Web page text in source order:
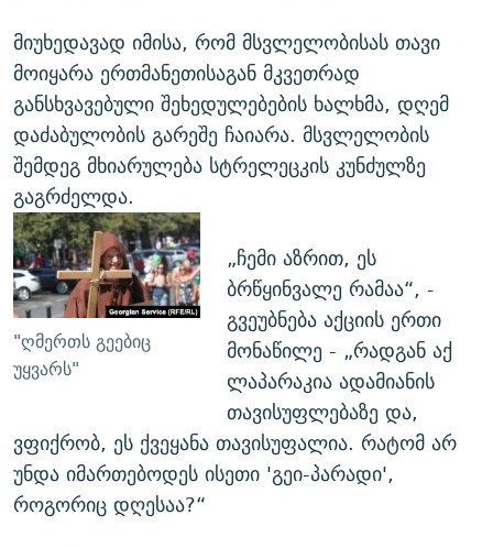
მიუხედავად იმისა, რომ მსვლელობისას თავი
მოიყარა ერთმანეთისაგან მკვეთრად
განსხვავებული შეხედულებების ხალხმა, დღემ
დაძაბულობის გარეშე ჩაიარა. მსვლელობის
შემდეგ მხიარულება სტრელეცკის კუნძულზე
გაგრძელდა.
"ღმერთს გეებიც
უყვარს"
„ჩემი აზრით, ეს
ბრწყინვალე რამაა“, -
გვეუბნება აქციის ერთი
მონაწილე - „რადგან აქ
ლაპარაკია ადამიანის
თავისუფლებაზე და,
ვფიქრობ, ეს ქვეყანა თავისუფალია. რატომ არ
უნდა იმართებოდეს ისეთი 'გეი-პარადი',
როგორიც დღესაა?“